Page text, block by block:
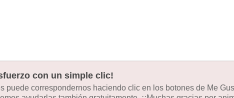
con un simple clic!
puede correspondernos haciendo clic en los botones de Me